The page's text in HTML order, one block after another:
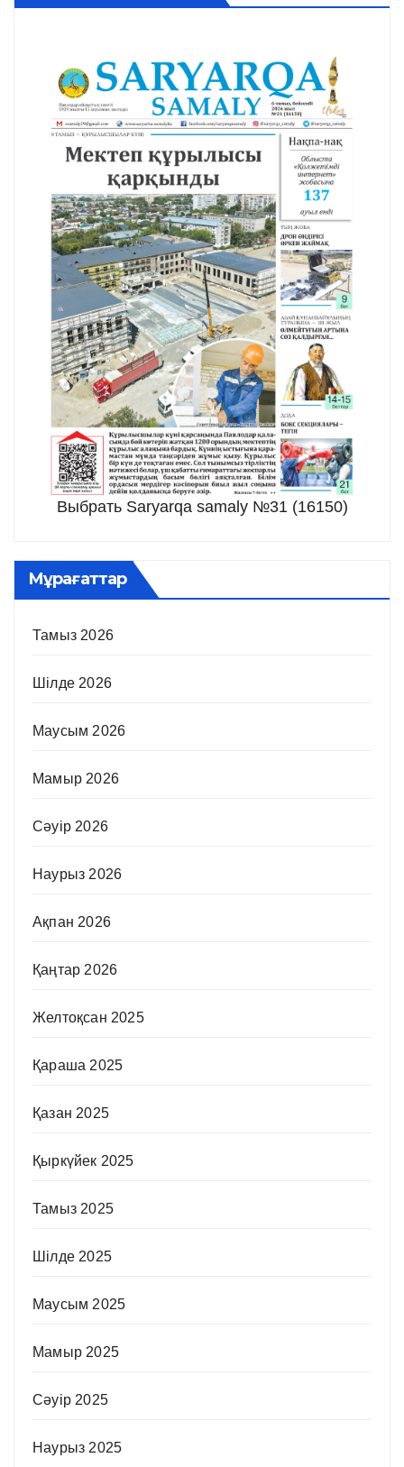
Выбрать Saryarqa samaly №31 (16150)
Мұрағаттар
Тамыз 2026
Шілде 2026
Маусым 2026
Мамыр 2026
Сәуір 2026
Наурыз 2026
Ақпан 2026
Қаңтар 2026
Желтоқсан 2025
Қараша 2025
Қазан 2025
Қыркүйек 2025
Тамыз 2025
Шілде 2025
Маусым 2025
Мамыр 2025
Сәуір 2025
Наурыз 2025